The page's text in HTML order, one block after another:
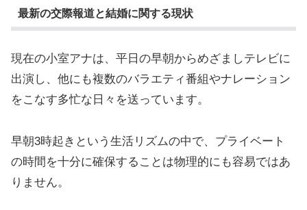
最新の交際報道と結婚に関する現状
現在の小室アナは、平日の早朝からめざましテレビに
出演し、他にも複数のバラエティ番組やナレーション
をこなす多忙な日々を送っています。
早朝3時起きという生活リズムの中で、プライベート
の時間を十分に確保することは物理的にも容易ではあ
りません。